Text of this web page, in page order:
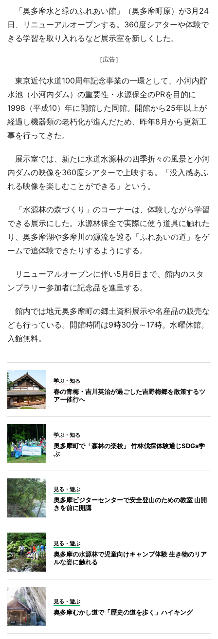
「奥多摩水と緑のふれあい館」（奥多摩町原）が3月24
日、リニューアルオープンする。360度シアターや体験で
きる学習を取り入れるなど展示室を新しくした。
［広告］
東京近代水道100周年記念事業の一環として、小河内貯
水池（小河内ダム）の重要性・水源保全のPRを目的に
1998（平成10）年に開館した同館。開館から25年以上が
経過し機器類の老朽化が進んだため、昨年8月から更新工
事を行ってきた。
展示室では、新たに水道水源林の四季折々の風景と小河
内ダムの映像を360度シアターで上映する。「没入感あふ
れる映像を楽しむことができる」という。
「水源林の森づくり」のコーナーは、体験しながら学習
できる展示にした。水源林保全で実際に使う道具に触れた
り、奥多摩湖や多摩川の源流を巡る「ふれあいの道」をゲ
ームで追体験できたりするようにする。
リニューアルオープンに伴い5月6日まで、館内のスタ
ンプラリー参加者に記念品を進呈する。
館内では地元奥多摩町の郷土資料展示や名産品の販売な
ども行っている。開館時間は9時30分～17時。水曜休館。
入館無料。
学ぶ・知る
春の青梅・吉川英治が過ごした吉野梅郷を散策するツ
アー催行へ
学ぶ・知る
奥多摩町で「森林の楽校」 竹林伐採体験通じSDGs学
ぶ
見る・遊ぶ
奥多摩ビジターセンターで安全登山のための教室 山開
きを前に開講
見る・遊ぶ
奥多摩の水源林で児童向けキャンプ体験 生き物のリア
ルな姿に触れる
見る・遊ぶ
奥多摩むかし道で「歴史の道を歩く」ハイキング